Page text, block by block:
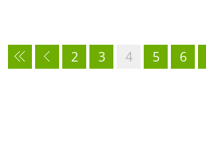
2 3 4 5 6